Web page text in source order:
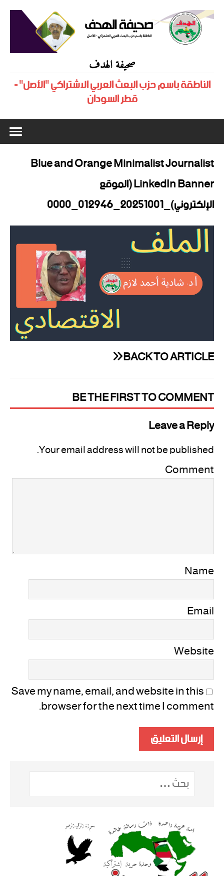
صحيفة الهدف
الناطقة باسم حزب البعث العربي الاشتراكي "الأصل" -
قطر السودان
Blue and Orange Minimalist Journalist
LinkedIn Banner (الموقع
الإلكتروني)_20251001_012946_٠٠٠٠
BACK TO ARTICLE
BE THE FIRST TO COMMENT
Leave a Reply
Your email address will not be published.
Comment
Name
Email
Website
Save my name, email, and website in this
browser for the next time I comment.